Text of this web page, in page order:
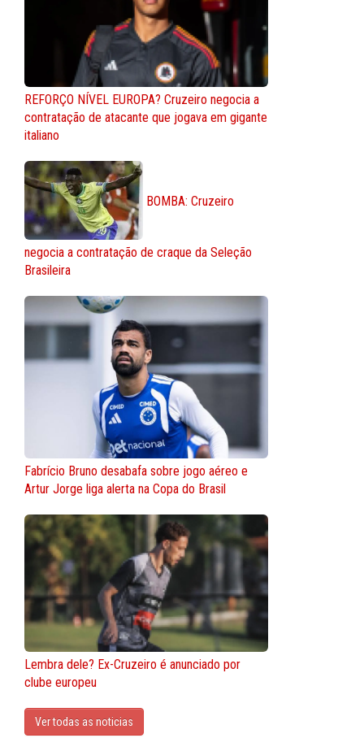
REFORÇO NÍVEL EUROPA? Cruzeiro negocia a
contratação de atacante que jogava em gigante
italiano
BOMBA: Cruzeiro
negocia a contratação de craque da Seleção
Brasileira
Fabrício Bruno desabafa sobre jogo aéreo e
Artur Jorge liga alerta na Copa do Brasil
Lembra dele? Ex-Cruzeiro é anunciado por
clube europeu
Ver todas as noticias